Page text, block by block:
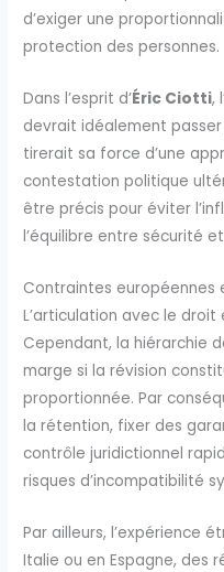
d’exiger une
protection des personnes.
Dans l’esprit d’Éric Ciotti,
devrait idéalement
tirerait sa force d’une
contestation politique
être précis pour éviter
l’équilibre entre sécurité
Contraintes européennes
L’articulation avec le
Cependant, la hiérarchie
marge si la révision
proportionnée. Par
la rétention, fixer des
contrôle juridictionnel
risques d’incompatibilité
Par ailleurs, l’expérience
Italie ou en Espagne, des